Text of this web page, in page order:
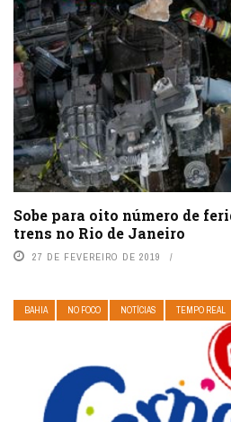
Sobe para oito número de
trens no Rio de Janeiro
27 DE FEVEREIRO DE 2019
BAHIA NO FOCO NOTÍCIAS TEMPO REAL